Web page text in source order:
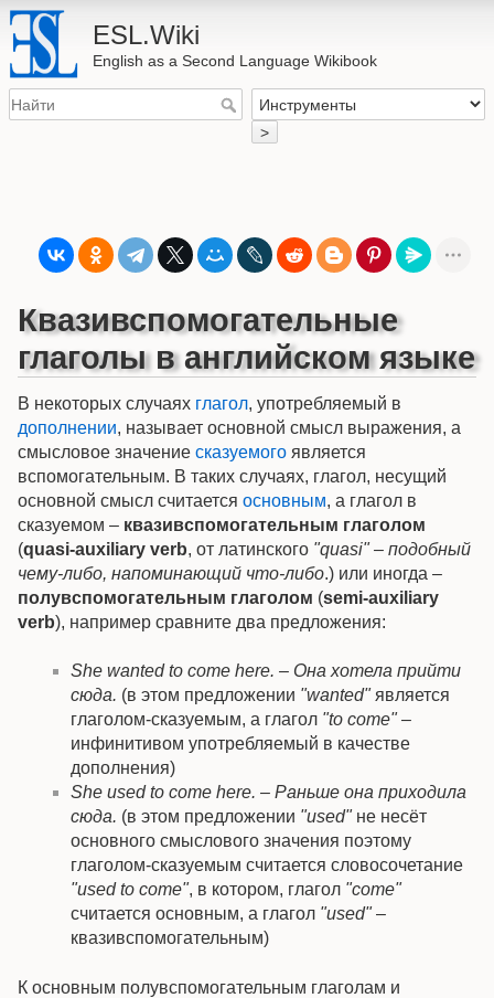
ESL.Wiki
English as a Second Language Wikibook
>
Квазивспомогательные
глаголы в английском языке
В некоторых случаях глагол, употребляемый в
дополнении, называет основной смысл выражения, а
смысловое значение сказуемого является
вспомогательным. В таких случаях, глагол, несущий
основной смысл считается основным, а глагол в
сказуемом – квазивспомогательным глаголом
(quasi-auxiliary verb, от латинского "quasi" – подобный
чему-либо, напоминающий что-либо.) или иногда –
полувспомогательным глаголом (semi-auxiliary
verb), например сравните два предложения:
She wanted to come here. – Она хотела прийти
сюда. (в этом предложении "wanted"является
глаголом-сказуемым, а глагол "to come"–
инфинитивом употребляемый в качестве
дополнения)
She used to come here. – Раньше она приходила
сюда. (в этом предложении "used"не несёт
основного смыслового значения поэтому
глаголом-сказуемым считается словосочетание
"used to come", в котором, глагол "come"
считается основным, а глагол "used"–
квазивспомогательным)
К основным полувспомогательным глаголам и